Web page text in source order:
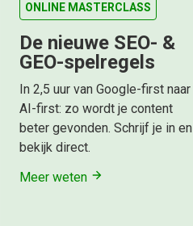
ONLINE MASTERCLASS
De nieuwe SEO- &
GEO-spelregels
In 2,5 uur van Google-first naar
AI-first: zo wordt je content
beter gevonden. Schrijf je in en
bekijk direct.
Meer weten